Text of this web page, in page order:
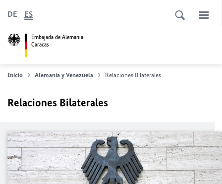
Embajada de Alemania
Caracas
DE ES
Inicio Alemania y Venezuela Relaciones Bilaterales
Relaciones Bilaterales